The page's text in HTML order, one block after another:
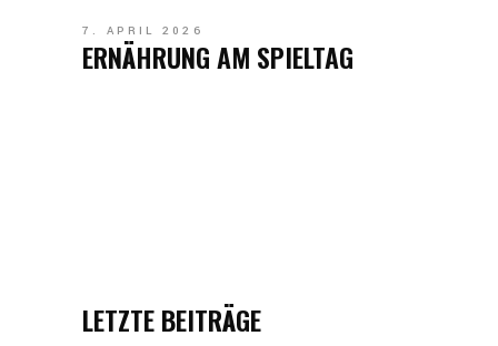
7. APRIL 2026
ERNÄHRUNG AM SPIELTAG
LETZTE BEITRÄGE